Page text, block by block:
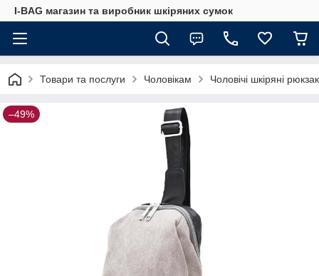
I-BAG магазин та виробник шкіряних сумок
Товари та послуги Чоловікам Чоловічі шкіряні
–49%